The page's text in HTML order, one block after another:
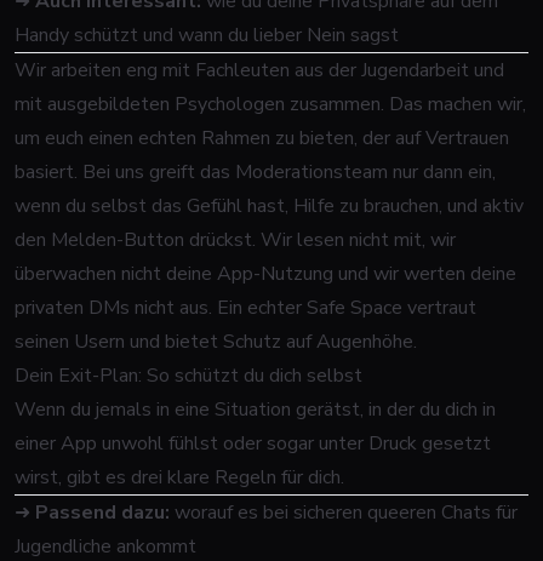
Handy schützt und wann du lieber Nein sagst
Wir arbeiten eng mit Fachleuten aus der Jugendarbeit und
mit ausgebildeten Psychologen zusammen. Das machen wir,
um euch einen echten Rahmen zu bieten, der auf Vertrauen
basiert. Bei uns greift das Moderationsteam nur dann ein,
wenn du selbst das Gefühl hast, Hilfe zu brauchen, und aktiv
den Melden-Button drückst. Wir lesen nicht mit, wir
überwachen nicht deine App-Nutzung und wir werten deine
privaten DMs nicht aus. Ein echter Safe Space vertraut
seinen Usern und bietet Schutz auf Augenhöhe.
Dein Exit-Plan: So schützt du dich selbst
Wenn du jemals in eine Situation gerätst, in der du dich in
einer App unwohl fühlst oder sogar unter Druck gesetzt
wirst, gibt es drei klare Regeln für dich.
➜ Passend dazu: worauf es bei sicheren queeren Chats für
Jugendliche ankommt